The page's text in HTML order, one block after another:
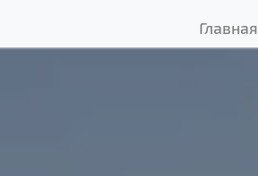
Главная